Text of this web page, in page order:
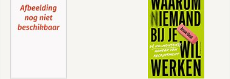
1.5 Dure taal 30
1.5.1 De stafafdeling P&O 31
Zo kan het ook … 32
Vragen & opdrachten 34